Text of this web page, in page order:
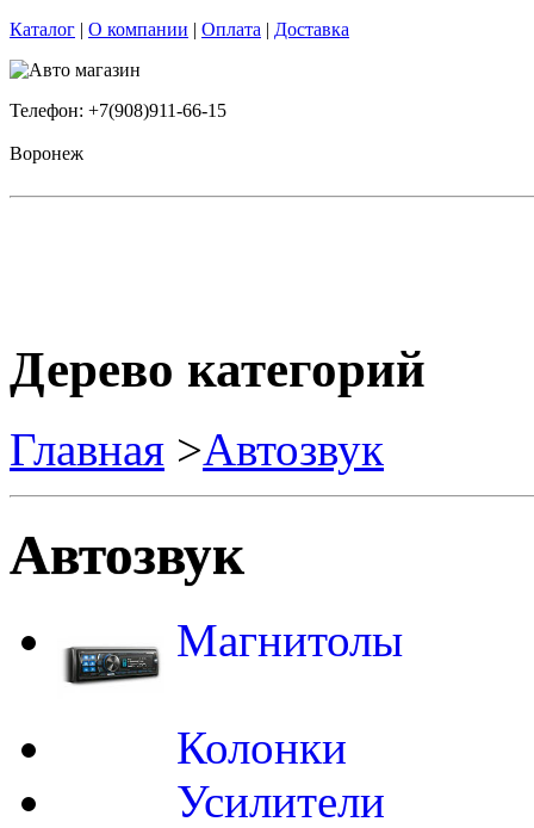
Каталог | О компании | Оплата | Доставка
Телефон: +7(908)911-66-15
Воронеж
Дерево категорий
Главная >Автозвук
Автозвук
Магнитолы
Колонки
Усилители